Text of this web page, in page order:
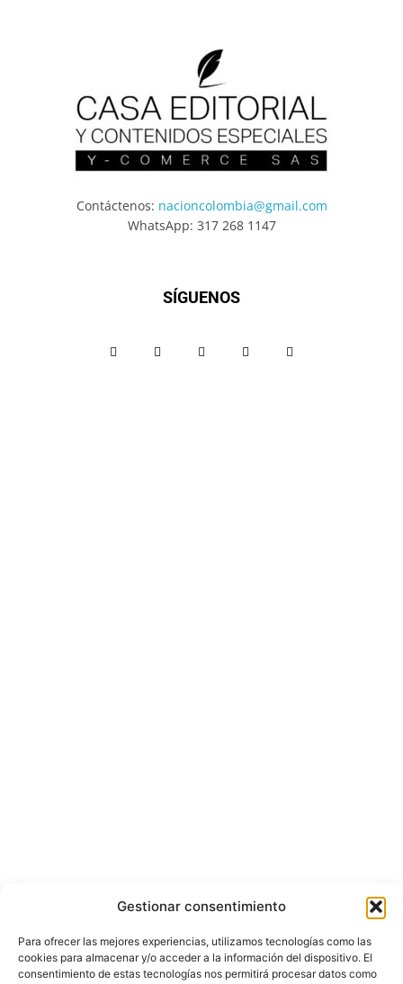
Gestionar consentimiento
Para ofrecer las mejores experiencias, utilizamos tecnologías como las
cookies para almacenar y/o acceder a la información del dispositivo. El
consentimiento de estas tecnologías nos permitirá procesar datos como
Contáctenos: nacioncolombia@gmail.com
WhatsApp: 317 268 1147
SÍGUENOS